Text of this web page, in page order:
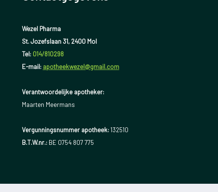
Wezel Pharma
St. Jozefslaan 31, 2400 Mol
Tel: 014/810298
E-mail: apotheekwezel@gmail.com
Verantwoordelijke apotheker:
Maarten Meermans
Vergunningsnummer apotheek:132510
B.T.W.nr.:BE 0754 807 775